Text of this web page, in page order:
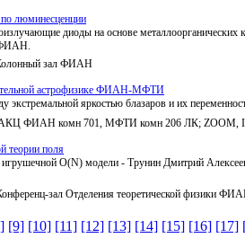
люминесценции
диоды на основе
ФИАН.
зал ФИАН
астрофизике ФИАН-МФТИ
экстремальной яркостью блазаров и их
ФИАН комн 701, МФТИ комн 206 ЛК; ZOOM, ID
теории поля
игрушечной O(N) модели - Трунин Дмитрий
зал Отделения теоретической физики
[9] [10] [11] [12] [13] [14] [15] [16] [17]